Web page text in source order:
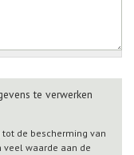
te verwerken
de bescherming van
veel waarde aan de